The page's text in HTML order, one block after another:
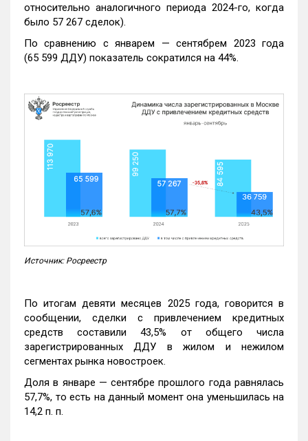
относительно аналогичного периода 2024-го, когда
было 57 267 сделок).
По сравнению с январем — сентябрем 2023 года
(65 599 ДДУ) показатель сократился на 44%.
Источник: Росреестр
По итогам девяти месяцев 2025 года, говорится в
сообщении, сделки с привлечением кредитных
средств составили 43,5% от общего числа
зарегистрированных ДДУ в жилом и нежилом
сегментах рынка новостроек.
Доля в январе — сентябре прошлого года равнялась
57,7%, то есть на данный момент она уменьшилась на
14,2 п. п.